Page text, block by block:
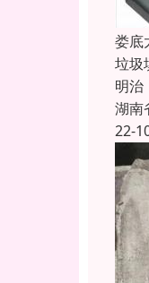
娄底
垃圾
明治
湖南
22-